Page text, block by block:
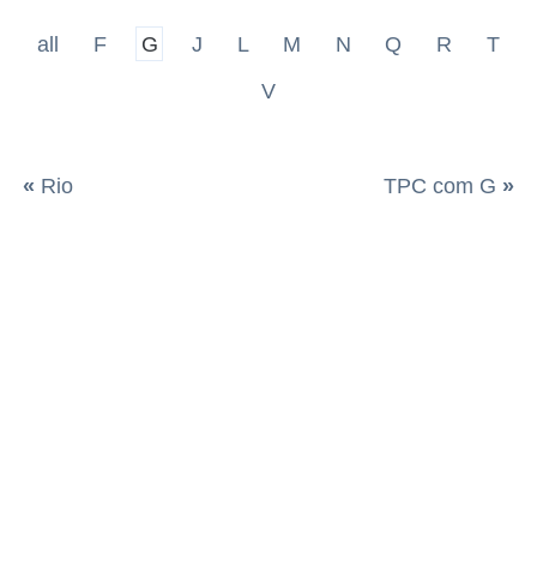
all F G J L M N Q R
T
V
« Rio TPC com G »